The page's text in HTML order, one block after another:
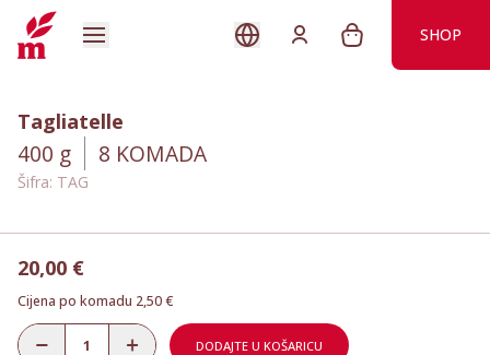
SHOP
Tagliatelle
400 g 8 KOMADA
Šifra: TAG
20,00 €
Cijena po komadu 2,50 €
DODAJTE U KOŠARICU